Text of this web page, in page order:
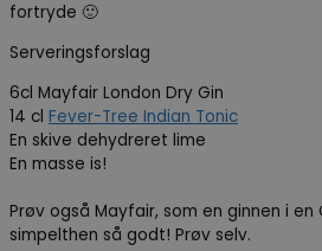
fortryde 🙂
Serveringsforslag
6cl Mayfair London Dry Gin
14 cl Fever-Tree Indian Tonic
En skive dehydreret lime
En masse is!
Prøv også Mayfair, som en ginnen i
simpelthen så godt! Prøv selv.